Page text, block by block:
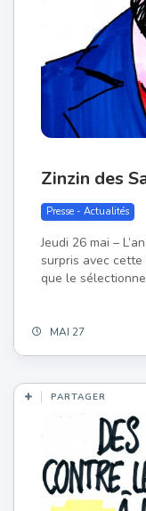
Zinzin des
Presse - Actualités
Jeudi 26 mai –
surpris avec
que le
MAI 27
PARTAGER